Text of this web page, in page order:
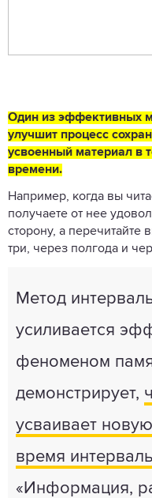
Один из эффективных
улучшит процесс
усвоенный материал в
времени.
Например, когда вы
получаете от нее
сторону, а перечитайте
три, через полгода и
Метод
усиливается
феноменом
демонстрирует,
усваивает
время
«Информация,